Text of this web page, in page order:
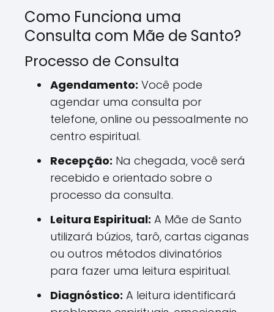
Como Funciona uma
Consulta com Mãe de Santo?
Processo de Consulta
Agendamento: Você pode
agendar uma consulta por
telefone, online ou pessoalmente no
centro espiritual.
Recepção: Na chegada, você será
recebido e orientado sobre o
processo da consulta.
Leitura Espiritual: A Mãe de Santo
utilizará búzios, tarô, cartas ciganas
ou outros métodos divinatórios
para fazer uma leitura espiritual.
Diagnóstico: A leitura identificará